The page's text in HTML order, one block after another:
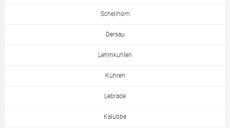
Schellhorn
Dersau
Lehmkuhlen
Kühren
Lebrade
Kalübbe